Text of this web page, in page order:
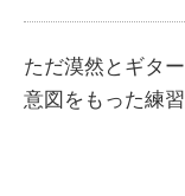
ただ漠然とギタ
意図をもった練習